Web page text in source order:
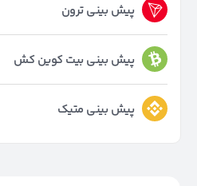
پیش بینی ترون
پیش بینی بیت کوین کش
پیش بینی متیک